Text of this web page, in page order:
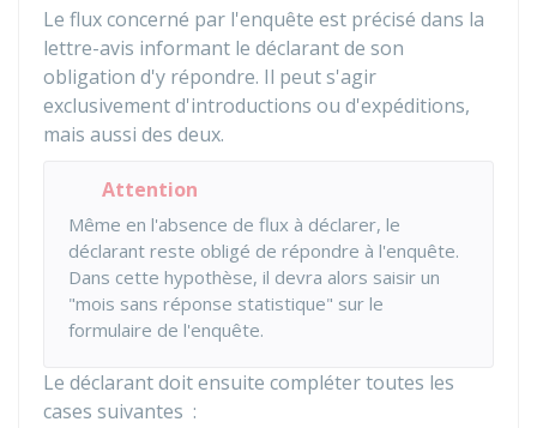
Le flux concerné par l'enquête est précisé dans la
lettre-avis informant le déclarant de son
obligation d'y répondre. Il peut s'agir
exclusivement d'introductions ou d'expéditions,
mais aussi des deux.
Attention
Même en l'absence de flux à déclarer, le
déclarant reste obligé de répondre à l'enquête.
Dans cette hypothèse, il devra alors saisir un
"mois sans réponse statistique" sur le
formulaire de l'enquête.
Le déclarant doit ensuite compléter toutes les
cases suivantes :